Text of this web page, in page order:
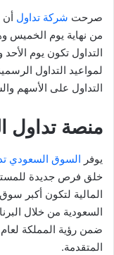
صرحت شركة تداول أن
لمواعيد التداول
التداول على الأسهم
منصة تداول
يوفر السوق السعودي
خلق فرص جديدة
المالية لتكون أكبر
السعودية من خلال
المتقدمة.